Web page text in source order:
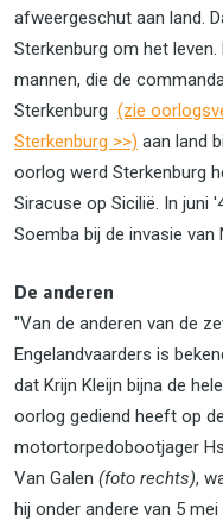
afweergeschut aan land.
Sterkenburg om het
mannen, die de
Sterkenburg (zie
Sterkenburg >>) aan land
oorlog werd Sterkenburg
Siracuse op Sicilië. In juni
Soemba bij de invasie van
De anderen
"Van de anderen van de
Engelandvaarders is
dat Krijn Kleijn bijna de hele
oorlog gediend heeft op de
motortorpedobootjager
Van Galen (foto rechts),
hij onder andere van 5 mei